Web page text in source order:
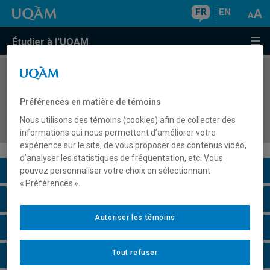
FR EN
Étudier à l'UQAM
COURS//
nourrissons et tout-petits en service de garde
éducatif à l'enfance
Description du cours
Horaire - Automne 2026
Préférences en matière de témoins
Nous utilisons des témoins (cookies) afin de collecter des
informations qui nous permettent d’améliorer votre
expérience sur le site, de vous proposer des contenus vidéo,
d’analyser les statistiques de fréquentation, etc. Vous
pouvez personnaliser votre choix en sélectionnant
« Préférences ».
Tout refuser
Autoriser les témoins